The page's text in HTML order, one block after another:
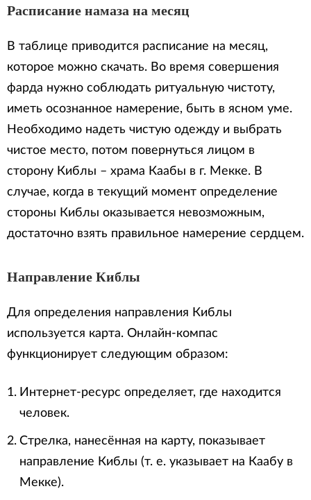
Расписание намаза на месяц
В таблице приводится расписание на месяц,
которое можно скачать. Во время совершения
фарда нужно соблюдать ритуальную чистоту,
иметь осознанное намерение, быть в ясном уме.
Необходимо надеть чистую одежду и выбрать
чистое место, потом повернуться лицом в
сторону Киблы – храма Каабы в г. Мекке. В
случае, когда в текущий момент определение
стороны Киблы оказывается невозможным,
достаточно взять правильное намерение сердцем.
Направление Киблы
Для определения направления Киблы
используется карта. Онлайн-компас
функционирует следующим образом:
Интернет-ресурс определяет, где находится
человек.
Стрелка, нанесённая на карту, показывает
направление Киблы (т. е. указывает на Каабу в
Мекке).